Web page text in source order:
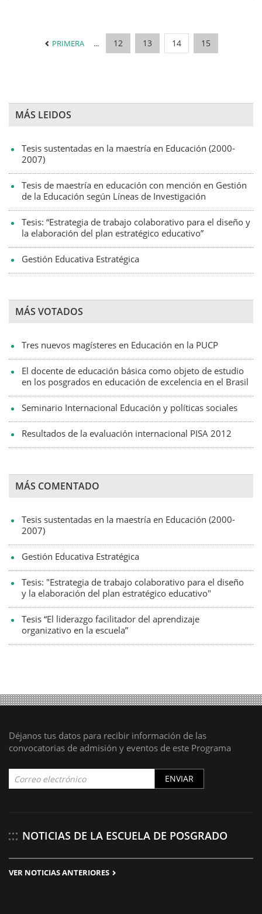
PRIMERA ... 12 13 14 15
MÁS LEIDOS
Tesis sustentadas en la maestría en Educación (2000-
2007)
Tesis de maestría en educación con mención en Gestión
de la Educación según Líneas de Investigación
Tesis: “Estrategia de trabajo colaborativo para el diseño y
la elaboración del plan estratégico educativo”
Gestión Educativa Estratégica
MÁS VOTADOS
Tres nuevos magísteres en Educación en la PUCP
El docente de educación básica como objeto de estudio
en los posgrados en educación de excelencia en el Brasil
Seminario Internacional Educación y políticas sociales
Resultados de la evaluación internacional PISA 2012
MÁS COMENTADO
Tesis sustentadas en la maestría en Educación (2000-
2007)
Gestión Educativa Estratégica
Tesis: "Estrategia de trabajo colaborativo para el diseño
y la elaboración del plan estratégico educativo"
Tesis “El liderazgo facilitador del aprendizaje
organizativo en la escuela”
Déjanos tus datos para recibir información de las
convocatorias de admisión y eventos de este Programa
ENVIAR
NOTICIAS DE LA ESCUELA DE POSGRADO
VER NOTICIAS ANTERIORES